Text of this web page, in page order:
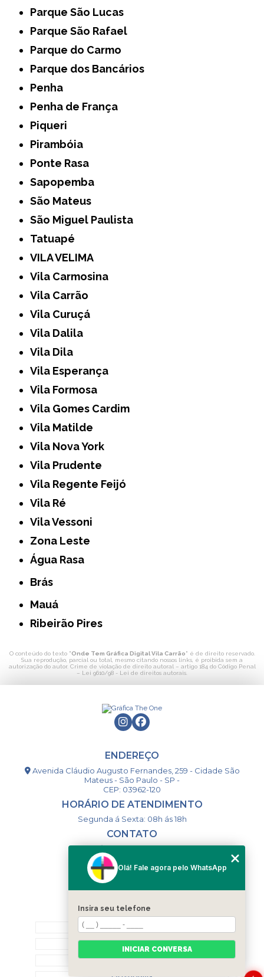
Parque São Lucas
Parque São Rafael
Parque do Carmo
Parque dos Bancários
Penha
Penha de França
Piqueri
Pirambóia
Ponte Rasa
Sapopemba
São Mateus
São Miguel Paulista
Tatuapé
VILA VELIMA
Vila Carmosina
Vila Carrão
Vila Curuçá
Vila Dalila
Vila Dila
Vila Esperança
Vila Formosa
Vila Gomes Cardim
Vila Matilde
Vila Nova York
Vila Prudente
Vila Regente Feijó
Vila Ré
Vila Vessoni
Zona Leste
Água Rasa
Brás
Mauá
Ribeirão Pires
O conteúdo do texto "Onde Tem Gráfica Digital Vila Carrão" é de direito reservado.
Sua reprodução, parcial ou total, mesmo citando nossos links, é proibida sem a
autorização do autor. Crime de violação de direito autoral – artigo 184 do Código Penal
– Lei 9610/98 - Lei de direitos autorais
ENDEREÇO
Avenida Cláudio Augusto Fernandes, 259 - Cidade São
Mateus - São Paulo - SP -
CEP: 03962-120
HORÁRIO DE ATENDIMENTO
Segunda á Sexta: 08h ás 18h
CONTATO
(11) 98993-9556
togsm1@gmail.com
MENU
HOME
CONTATO
Olá! Fale agora pelo WhatsApp
Insira seu telefone
INICIAR CONVERSA